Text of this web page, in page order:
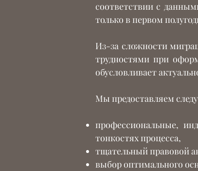
соответствии с
только в первом
Из-за сложности
трудностями при
обусловливает
Мы предоставляем
профессиональные,
тонкостях процесса,
тщательный правовой
выбор оптимального